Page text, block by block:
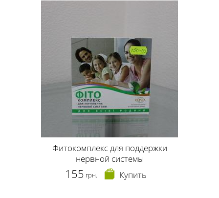
Фитокомплекс для поддержки
нервной системы
155 грн. Купить